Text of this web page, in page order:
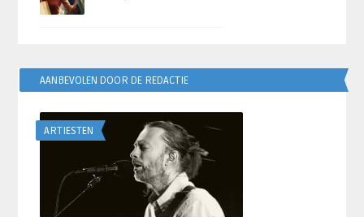
AANBEVOLEN DOOR DE REDACTIE
ARTIESTEN